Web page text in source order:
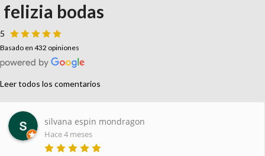
felizia bodas
5
Basado en 432 opiniones
Leer todos los comentarios
silvana espin mondragon
Hace 4 meses